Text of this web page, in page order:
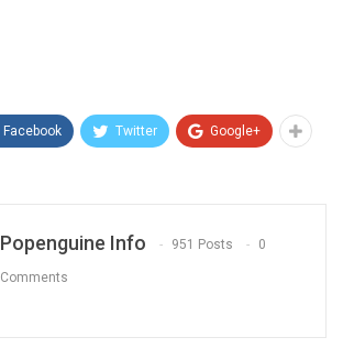
Facebook Twitter Google+
Popenguine Info 951 Posts 0
Comments